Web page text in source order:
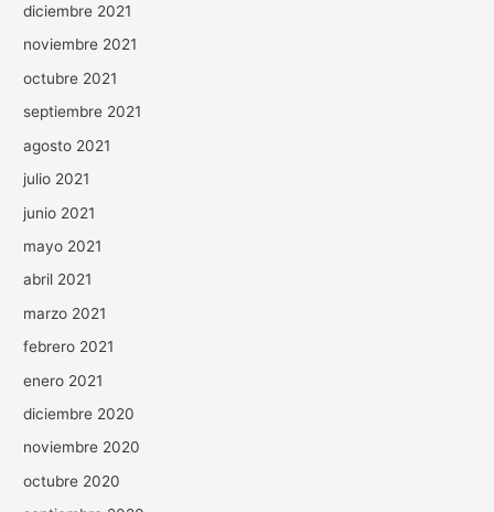
diciembre 2021
noviembre 2021
octubre 2021
septiembre 2021
agosto 2021
julio 2021
junio 2021
mayo 2021
abril 2021
marzo 2021
febrero 2021
enero 2021
diciembre 2020
noviembre 2020
octubre 2020